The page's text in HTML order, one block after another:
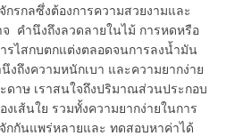
กรกลซึ่งต้องการความสวยงามและ
จ คำนึงถึงลวดลายในไม้ การหดหรือ
รไสกบตกแต่งตลอดจนการลงน้ำมัน
งถึงความหนักเบา และความยากง่าย
ดาษ เราสนใจถึงปริมาณส่วนประกอบ
เส้นใย รวมทั้งความยากง่ายในการ
แพร่หลายและ ทดสอบหาค่าได้